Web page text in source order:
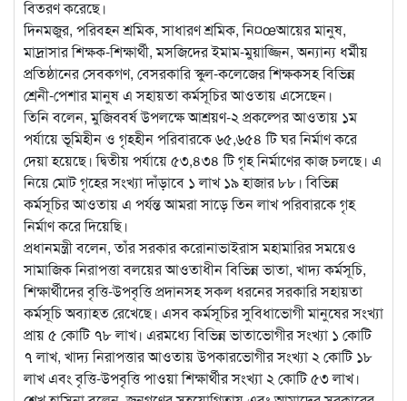
বিতরণ করেছে।
দিনমজুর, পরিবহন শ্রমিক, সাধারণ শ্রমিক, নি¤œআয়ের মানুষ,
মাদ্রাসার শিক্ষক-শিক্ষার্থী, মসজিদের ইমাম-মুয়াজ্জিন, অন্যান্য ধর্মীয়
প্রতিষ্ঠানের সেবকগণ, বেসরকারি স্কুল-কলেজের শিক্ষকসহ বিভিন্ন
শ্রেনী-পেশার মানুষ এ সহায়তা কর্মসূচির আওতায় এসেছেন।
তিনি বলেন, মুজিববর্ষ উপলক্ষে আশ্রয়ণ-২ প্রকল্পের আওতায় ১ম
পর্যায়ে ভূমিহীন ও গৃহহীন পরিবারকে ৬৫,৬৫৪ টি ঘর নির্মাণ করে
দেয়া হয়েছে। দ্বিতীয় পর্যায়ে ৫৩,৪৩৪ টি গৃহ নির্মাণের কাজ চলছে। এ
নিয়ে মোট গৃহের সংখ্যা দাঁড়াবে ১ লাখ ১৯ হাজার ৮৮। বিভিন্ন
কর্মসূচির আওতায় এ পর্যন্ত আমরা সাড়ে তিন লাখ পরিবারকে গৃহ
নির্মাণ করে দিয়েছি।
প্রধানমন্ত্রী বলেন, তাঁর সরকার করোনাভাইরাস মহামারির সময়েও
সামাজিক নিরাপত্তা বলয়ের আওতাধীন বিভিন্ন ভাতা, খাদ্য কর্মসূচি,
শিক্ষার্থীদের বৃত্তি-উপবৃত্তি প্রদানসহ সকল ধরনের সরকারি সহায়তা
কর্মসূচি অব্যাহত রেখেছে। এসব কর্মসূচির সুবিধাভোগী মানুষের সংখ্যা
প্রায় ৫ কোটি ৭৮ লাখ। এরমধ্যে বিভিন্ন ভাতাভোগীর সংখ্যা ১ কোটি
৭ লাখ, খাদ্য নিরাপত্তার আওতায় উপকারভোগীর সংখ্যা ২ কোটি ১৮
লাখ এবং বৃত্তি-উপবৃত্তি পাওয়া শিক্ষার্থীর সংখ্যা ২ কোটি ৫৩ লাখ।